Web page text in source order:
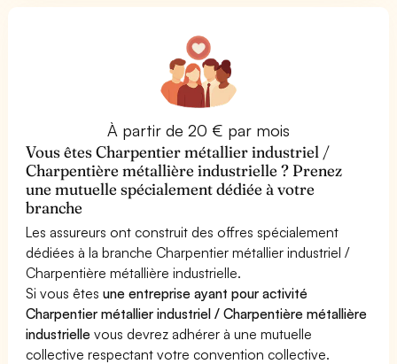
À partir de 20 € par mois
Vous êtes Charpentier métallier industriel /
Charpentière métallière industrielle ? Prenez
une mutuelle spécialement dédiée à votre
branche
Les assureurs ont construit des offres spécialement
dédiées à la branche Charpentier métallier industriel /
Charpentière métallière industrielle.
Si vous êtesune entreprise ayant pour activité
Charpentier métallier industriel / Charpentière métallière
industrielle vous devrez adhérer à une mutuelle
collective respectant votre convention collective.